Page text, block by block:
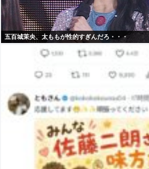
五百城茉央、太ももが性的すぎんだろ・・・